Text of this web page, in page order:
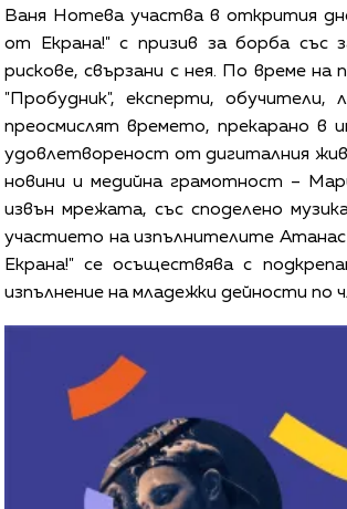
Ваня Нотева участва в открития
от Екрана!" с призив за борба със
рискове, свързани с нея. По време
"Пробудник", експерти,
преосмислят времето, прекарано
удовлетвореност от дигиталния
новини и медийна грамотност –
извън мрежата, със споделено
участието на изпълнителите
Екрана!" се осъществява с
изпълнение на младежки дейности по